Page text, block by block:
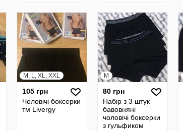
M, L, XL, XXL
105 грн
Чоловічі боксерки
тм Livergy
M
80 грн
Набір з 3 штук
бавовняні
чоловічі боксерки
з гульфиком